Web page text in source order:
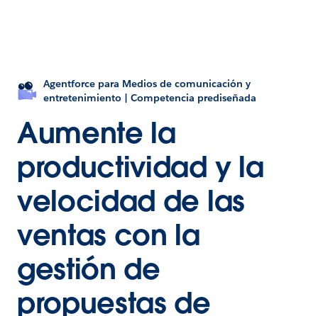
Agentforce para Medios de comunicación y
entretenimiento | Competencia prediseñada
Aumente la
productividad y la
velocidad de las
ventas con la
gestión de
propuestas de